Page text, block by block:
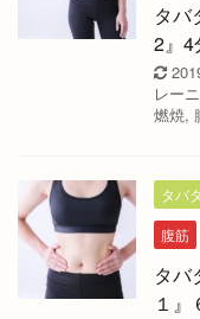
タバ
2』4
レー
燃焼,
タバ
腹筋
タバ
１